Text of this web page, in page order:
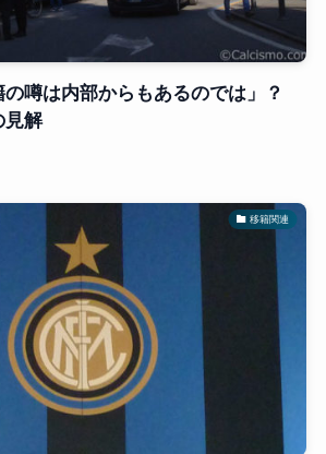
の噂は内部からもあるのでは」？
見解
移籍関連